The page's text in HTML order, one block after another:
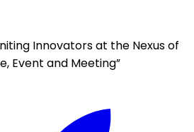
Innovators at the Nexus of
Event and Meeting”